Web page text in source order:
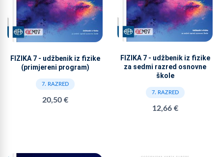
FIZIKA 7 - udžbenik iz fizike
(primjereni program)
7. RAZRED
20,50 €
FIZIKA 7 - udžbenik iz fizike
za sedmi razred osnovne
škole
7. RAZRED
12,66 €